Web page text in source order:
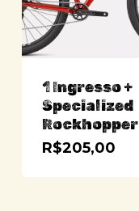
1 Ingresso +
Specialized
Rockhopper
R$205,00